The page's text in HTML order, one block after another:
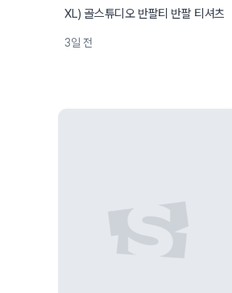
XL) 골스튜디오 반팔티 반팔 티셔츠
3일 전